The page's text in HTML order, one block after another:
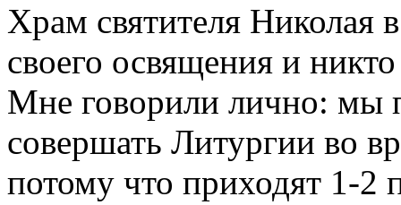
Храм святителя
своего освящения и
Мне говорили лично: мы
совершать Литургии во
потому что приходят 1-